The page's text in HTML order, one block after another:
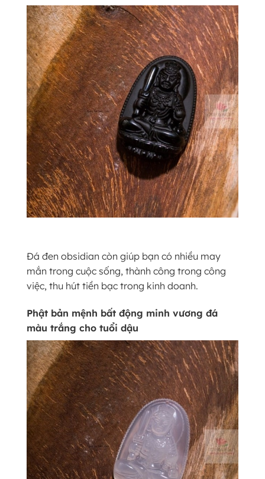
Đá đen obsidian còn giúp bạn có nhiều may
mắn trong cuộc sống, thành công trong công
việc, thu hút tiền bạc trong kinh doanh.
Phật bản mệnh bất động minh vương đá
màu trắng cho tuổi dậu